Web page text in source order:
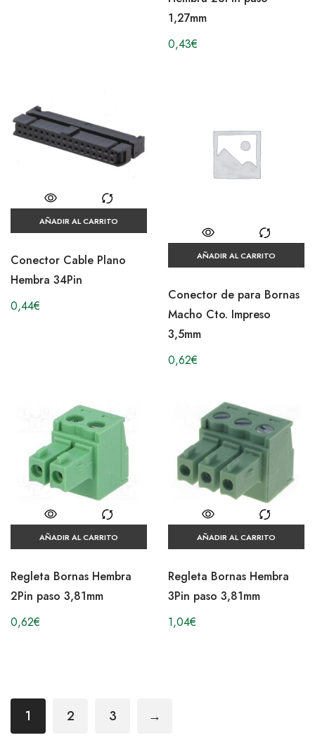
1,27mm
0,43€
AÑADIR AL CARRITO
Conector Cable Plano
Hembra 34Pin
0,44€
AÑADIR AL CARRITO
Conector de para Bornas
Macho Cto. Impreso
3,5mm
0,62€
AÑADIR AL CARRITO
Regleta Bornas Hembra
2Pin paso 3,81mm
0,62€
AÑADIR AL CARRITO
Regleta Bornas Hembra
3Pin paso 3,81mm
1,04€
1 2 3 →